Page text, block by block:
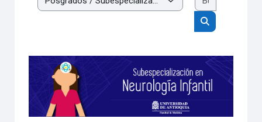
Categorías
Buscar cursos